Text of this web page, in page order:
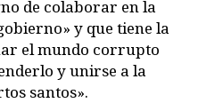
de colaborar en la
y que tiene la
el mundo corrupto
y unirse a la
santos».